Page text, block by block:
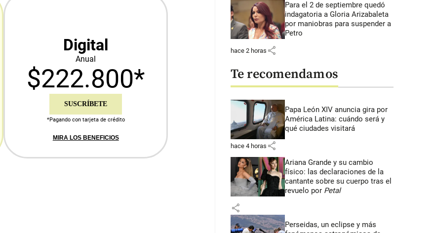
Digital
Anual
$222.800*
SUSCRÍBETE
*Pagando con tarjeta de crédito
MIRA LOS BENEFICIOS
Para el 2 de septiembre quedó
indagatoria a Gloria Arizabaleta
por maniobras para suspender a
Petro
hace 2 horas share
Te recomendamos
Papa León XIV anuncia gira por
América Latina: cuándo será y
qué ciudades visitará
hace 4 horas share
Ariana Grande y su cambio
físico: las declaraciones de la
cantante sobre su cuerpo tras el
revuelo por Petal
share
Perseidas, un eclipse y más